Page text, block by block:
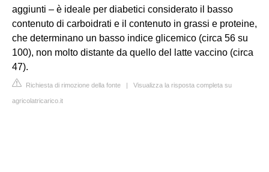
aggiunti – è ideale per diabetici considerato il basso
contenuto di carboidrati e il contenuto in grassi e proteine,
che determinano un basso indice glicemico (circa 56 su
100), non molto distante da quello del latte vaccino (circa
47).
Richiesta di rimozione della fonte | Visualizza la risposta completa su
agricolatricarico.it